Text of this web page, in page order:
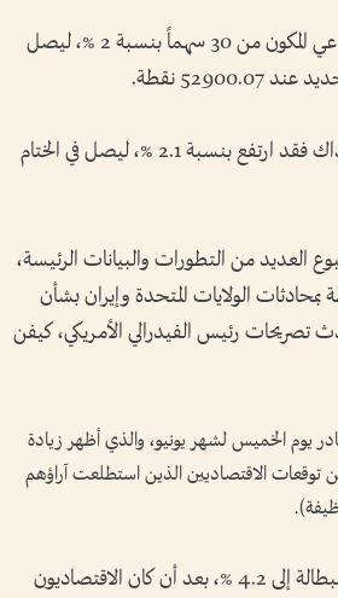
وقفز مؤشر داو جونز الصناعي المكون من 30 سهماً بنسبة 2 %، ليصل
نقطة.
أما المؤشر التكنولوجي ناسداك فقد ارتفع بنسبة 2.1 %، ليصل في الختام
العديد من التطورات والبيانات الرئيسة،
بمحادثات الولايات المتحدة وإيران بشأن
تصريحات رئيس الفيدرالي الأمريكي، كيفن
يوم الخميس لشهر يونيو، والذي أظهر زيادة
من توقعات الاقتصاديين الذين استطلعت آراؤهم
ومع ذلك، انخفض معدل البطالة إلى 4.2 %، بعد أن كان الاقتصاديون